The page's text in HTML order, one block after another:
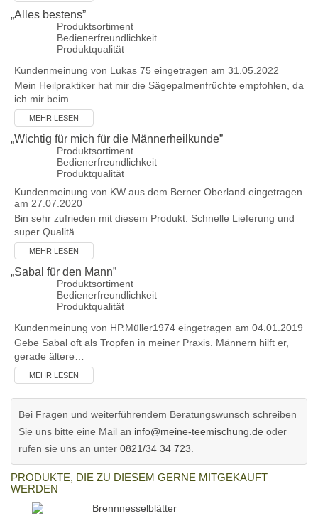
„Alles bestens”
Produktsortiment
Bedienerfreundlichkeit
Produktqualität
Kundenmeinung von Lukas 75 eingetragen am 31.05.2022
Mein Heilpraktiker hat mir die Sägepalmenfrüchte empfohlen, da
ich mir beim …
MEHR LESEN
„Wichtig für mich für die Männerheilkunde”
Produktsortiment
Bedienerfreundlichkeit
Produktqualität
Kundenmeinung von KW aus dem Berner Oberland eingetragen
am 27.07.2020
Bin sehr zufrieden mit diesem Produkt. Schnelle Lieferung und
super Qualitä…
MEHR LESEN
„Sabal für den Mann”
Produktsortiment
Bedienerfreundlichkeit
Produktqualität
Kundenmeinung von HP.Müller1974 eingetragen am 04.01.2019
Gebe Sabal oft als Tropfen in meiner Praxis. Männern hilft er,
gerade ältere…
MEHR LESEN
Bei Fragen und weiterführendem Beratungswunsch schreiben
Sie uns bitte eine Mail an info@meine-teemischung.de oder
rufen sie uns an unter 0821/34 34 723.
PRODUKTE, DIE ZU DIESEM GERNE MITGEKAUFT
WERDEN
Brennnesselblätter